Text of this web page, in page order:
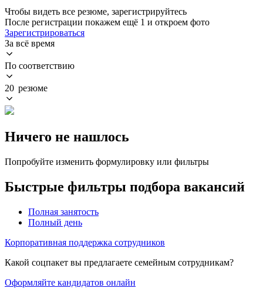
Чтобы видеть все резюме, зарегистрируйтесь
После регистрации покажем ещё 1 и откроем фото
Зарегистрироваться
За всё время
По соответствию
20 резюме
Ничего не нашлось
Попробуйте изменить формулировку или фильтры
Быстрые фильтры подбора вакансий
Полная занятость
Полный день
Корпоративная поддержка сотрудников
Какой соцпакет вы предлагаете семейным сотрудникам?
Оформляйте кандидатов онлайн